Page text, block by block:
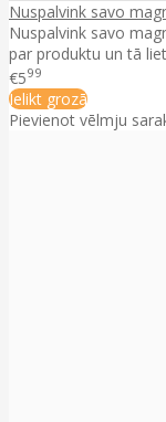
Nuspalvink savo
Nuspalvink savo
par produktu un tā
€599
Ielikt grozā
Pievienot vēlmju